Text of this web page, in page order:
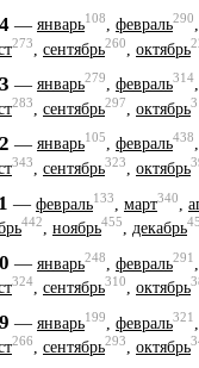
— январь108, февраль290
273 сентябрь260 октябрь
— январь279, февраль314
283 сентябрь297 октябрь
— январь105, февраль438
343, сентябрь323, октябрь
— февраль133 март340
442, ноябрь455, декабрь
— январь248 февраль291
324, сентябрь310, октябрь
— январь199 февраль321
266, сентябрь293, октябрь